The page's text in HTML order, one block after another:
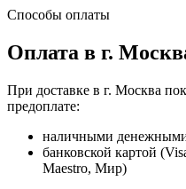
Способы оплаты
Оплата в г.
При доставке в г. Москва
предоплате:
наличными денежными
банковской картой
Maestro, Мир)